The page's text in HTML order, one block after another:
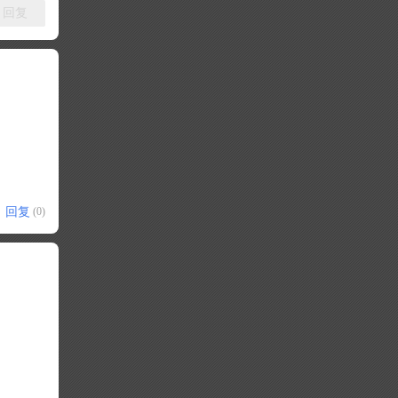
回复
回复 (0)